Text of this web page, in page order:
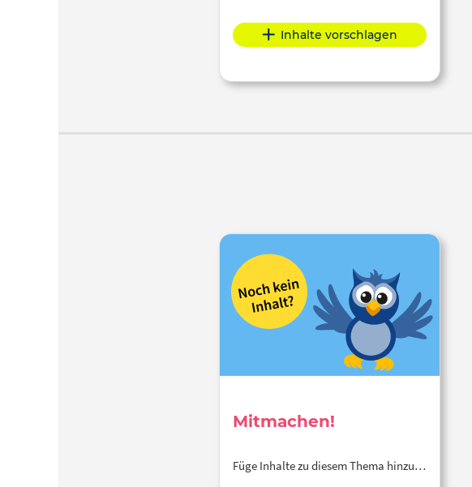
Inhalte vorschlagen
Mitmachen!
Füge Inhalte zu diesem Thema hinzu…